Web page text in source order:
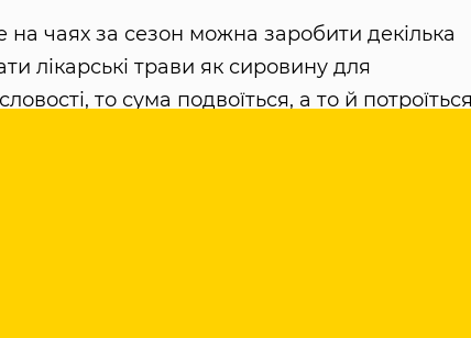
чаях за сезон можна заробити декілька
лікарські трави як сировину для
то сума подвоїться, а то й